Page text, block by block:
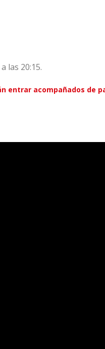
las 20:15.
entrar acompañados de